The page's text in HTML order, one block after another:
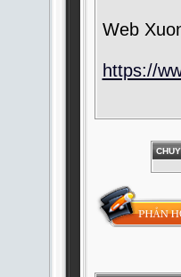
Web
https://